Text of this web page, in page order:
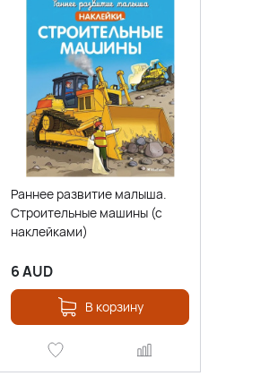
Раннее развитие малыша.
Строительные машины (с
наклейками)
6AUD
В корзину